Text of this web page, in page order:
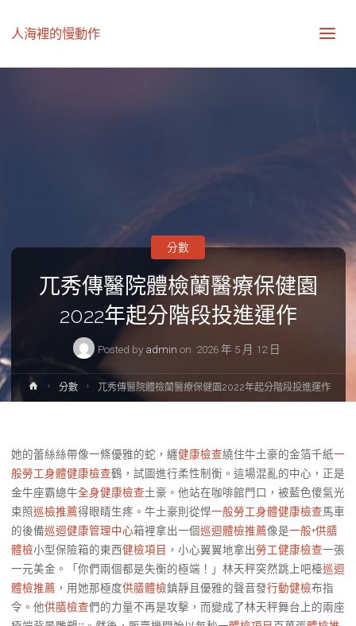
人海裡的慢動作
兀秀傳醫院體檢蘭醫療保健園
2022年起分階段投進運作
Posted by admin on 2026 年 5 月 12 日
分數
Home分數 兀秀傳醫院體檢蘭醫療保健園2022年起分階段投進運作
她的蕾絲絲帶像一條優雅的蛇，纏健康檢查繞住牛土豪的金箔千紙一
般勞工身體健康檢查鶴，試圖進行柔性制衡。這場混亂的中心，正是
金牛座霸總牛全身健康檢查土豪。他站在咖啡館門口，被藍色傻氣光
束照巡檢推薦得眼睛生疼。牛土豪則從悍一般勞工身體健康檢查馬車
的後備巡迴健康管理中心箱裡拿出一個巡迴體檢推薦像是一般+供膳
體檢小型保險箱的東西健檢項目 ，小心翼翼地拿出勞工健康檢查一張
一元美金。「你們兩個都是失衡的極端！」林天秤突然跳上吧檯巡迴
體檢推薦 ，用她那極度供膳體檢鎮靜且優雅的聲音發行動健檢布指
令。他供膳檢查們的力量不再是攻擊，而變成了林天秤舞台上的兩座